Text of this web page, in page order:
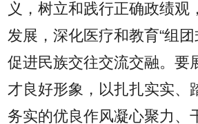
义，树立和践行正确政绩观
发展，深化医疗和教育“组团
促进民族交往交流交融。要
才良好形象，以扎扎实实、
务实的优良作风凝心聚力、